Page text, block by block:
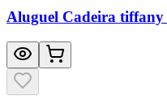
Aluguel Cadeira tiffany